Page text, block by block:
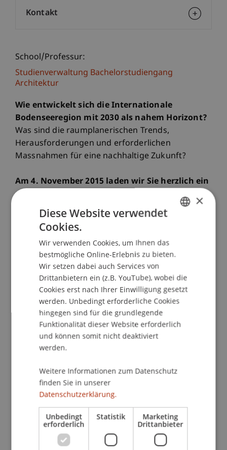
School/Professur:
Studienverwaltung Bachelorstudiengang
Architektur
Wie entwickelt sich die Internationale
Bodenseeregion mit 2030 als nahem Horizont?
Was sind die raumplanerischen Trends,
Herausforderungen und erforderlichen
Massnahmen für eine nachhaltige Zukunft?
Am 4. November 2015 laden wir Sie herzlich ein
diese Fragen gemeinsam mit anderen leitenden
Raumplannerinnen und -planern zu artikulieren
und geeignete Massnahmen zu entwickeln.
Bodensee 2030ist als Foresight-Studie von der
Internationalen Bodensee-Hochschule (IBH)
gefördert, und geleitet von Dr. Roland Scherer
von der Universität St. Gallen (Institut für
Systemisches Management und Public
Governance) in Zusammenarbeit mit Professor
Peter Droege, Universität Liechtenstein (Lehrstuhl
für Nachhaltige Raumentwicklung), Professor
Peer Ederer von der Zeppelin Universität
Growth & Innovation) sowie Dr. Sebastian
Schnettler und dem surveyLAB der Universität
Konstanz.
Das Projekt hat zum Ziel,einen Prozess der
Zukunftsschau in der internationalen
Kontakt
×
Diese Website verwendet
Cookies.
Wir verwenden Cookies, um Ihnen das
bestmögliche Online-Erlebnis zu bieten.
Wir setzen dabei auch Services von
Drittanbietern ein (z.B. YouTube), wobei die
Cookies erst nach Ihrer Einwilligung gesetzt
werden. Unbedingt erforderliche Cookies
hingegen sind für die grundlegende
Funktionalität dieser Website erforderlich
und können somit nicht deaktiviert
werden.
Weitere Informationen zum Datenschutz
finden Sie in unserer
Datenschutzerklärung.
Unbedingt
erforderlich
Statistik Marketing
Drittanbieter